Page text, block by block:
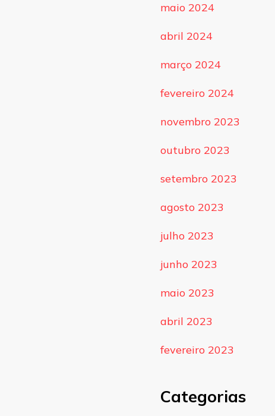
maio 2024
abril 2024
março 2024
fevereiro 2024
novembro 2023
outubro 2023
setembro 2023
agosto 2023
julho 2023
junho 2023
maio 2023
abril 2023
fevereiro 2023
Categorias